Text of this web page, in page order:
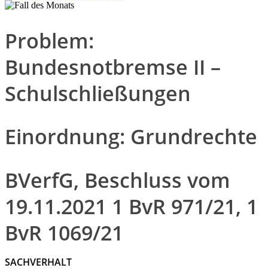
Problem:
Bundesnotbremse II –
Schulschließungen
Einordnung: Grundrechte
BVerfG, Beschluss vom
19.11.2021 1 BvR 971/21, 1
BvR 1069/21
SACHVERHALT